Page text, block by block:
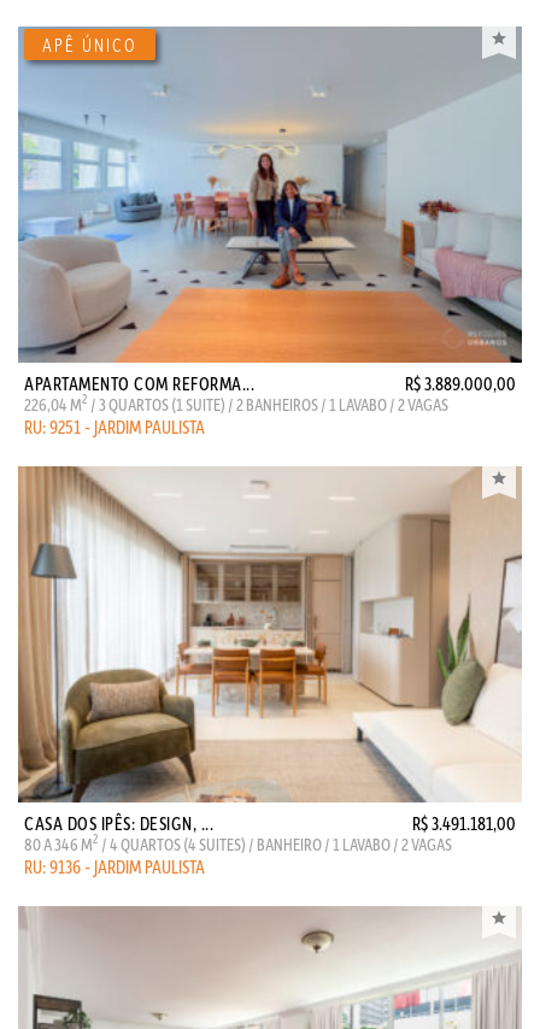
APARTAMENTO COM REFORMA... R$ 3.889.000,00
226,04 M2 / 3 QUARTOS (1 SUITE) / 2 BANHEIROS / 1 LAVABO / 2 VAGAS
RU: 9251 - JARDIM PAULISTA
CASA DOS IPÊS: DESIGN, ... R$ 3.491.181,00
80 A 346 M2 / 4 QUARTOS (4 SUITES) / BANHEIRO / 1 LAVABO / 2 VAGAS
RU: 9136 - JARDIM PAULISTA